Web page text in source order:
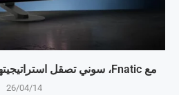
مع Fnatic، سوني تصقل استراتيجيتها حول الألعاب التنافسية
26/04/14